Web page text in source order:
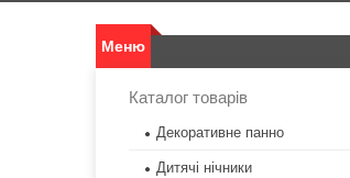
Каталог товарів
Декоративне панно
Дитячі нічники